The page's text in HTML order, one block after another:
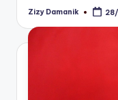
Posted
Zizy Damanik